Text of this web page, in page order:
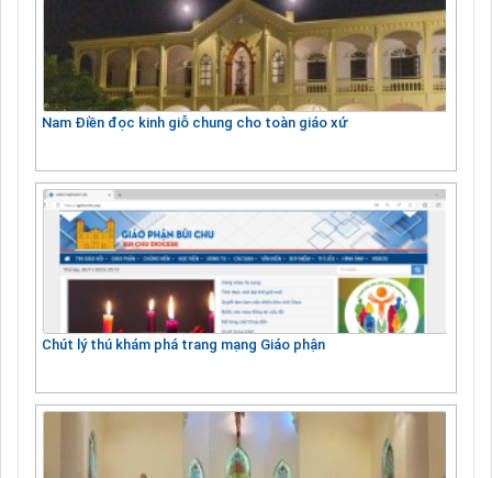
Nam Điền đọc kinh giỗ chung cho toàn giáo xứ
Chút lý thú khám phá trang mạng Giáo phận